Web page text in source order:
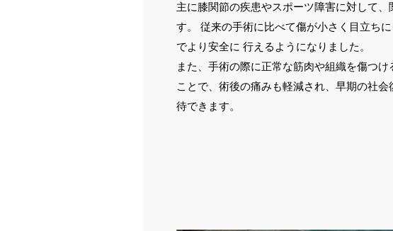
エコーで確認しながら、原因となる筋膜へ直接薬液
使用するため、安全に治療を行う事が出来ます。妊
【副作用やリスク】
針を使って注射を打つため、一般的な注射と同様の
損傷などが生じる可能性があります。
・野球肘、テニス肘（上腕骨外側上顆炎）、膝蓋腱
・肉離れの後遺症・スポーツ障害、捻挫
・慢性的な痛み など
【治療法の特徴】
エコーを見ながら、患部に高濃度ブドウ糖液を注入
糖液を使用するため、安全に治療を行うことができ
針を使って注射を打つため、一般的な注射と同様の
損傷などが生じる可能性があります。意図的に局所
主に膝関節の疾患やスポーツ障害に対して、
す。 従来の手術に比べて傷が小さく目立ち
でより安全に 行えるようになりました。
また、手術の際に正常な筋肉や組織を傷つ
ことで、術後の痛みも軽減され、早期の社
待できます。